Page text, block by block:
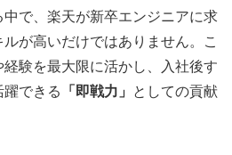
で、楽天が新卒エンジニアに求
が高いだけではありません。こ
験を最大限に活かし、入社後す
躍できる
「即戦力」
としての貢献